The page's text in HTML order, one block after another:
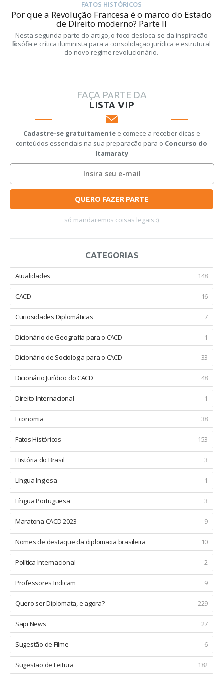
FATOS HISTÓRICOS
Por que a Revolução Francesa é o marco do Estado
de Direito moderno? Parte II
Nesta segunda parte do artigo, o foco desloca-se da inspiração
filosófica e crítica iluminista para a consolidação jurídica e estrutural
do novo regime revolucionário.
FAÇA PARTE DA
LISTA VIP
Cadastre-se gratuitamentee comece a receber dicas e
conteúdos essenciais na sua preparação para o Concurso do
Itamaraty
QUERO FAZER PARTE
só mandaremos coisas legais :)
CATEGORIAS
Atualidades 148
CACD 16
Curiosidades Diplomáticas 7
Dicionário de Geografia para o CACD 1
Dicionário de Sociologia para o CACD 33
Dicionário Jurídico do CACD 48
Direito Internacional 1
Economia 38
Fatos Históricos 153
História do Brasil 3
Língua Inglesa 1
Língua Portuguesa 3
Maratona CACD 2023 9
Nomes de destaque da diplomacia brasileira 10
Política Internacional 2
Professores Indicam 9
Quero ser Diplomata, e agora? 229
Sapi News 27
Sugestão de Filme 6
Sugestão de Leitura 182